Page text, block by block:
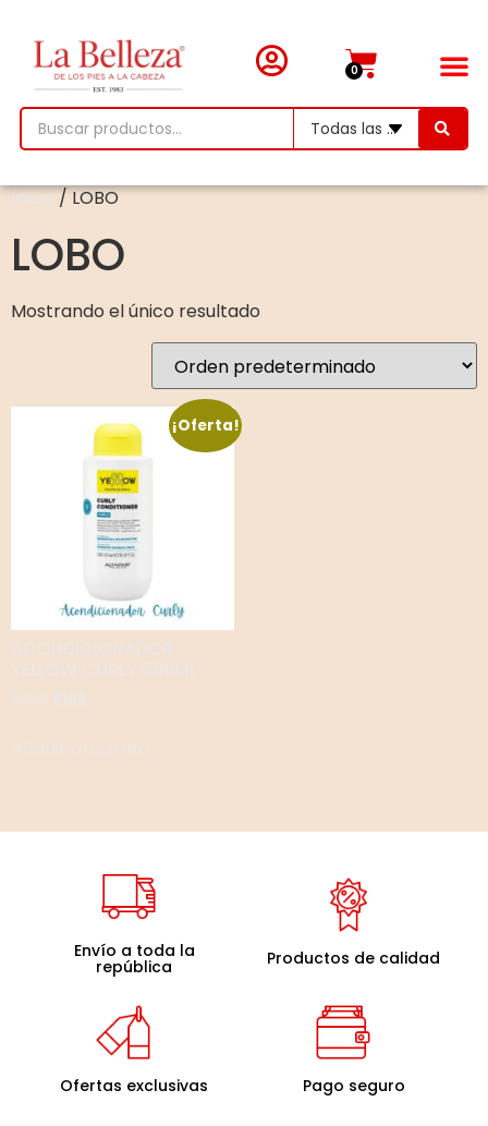
0
Inicio/ LOBO
LOBO
Mostrando el único resultado
¡Oferta!
Envío a toda la
república Productos de calidad
Ofertas exclusivas Pago seguro